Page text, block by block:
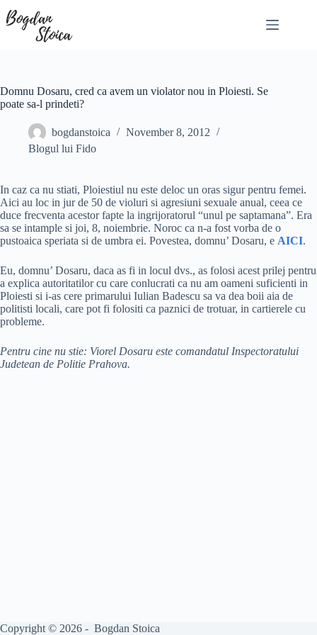
to
content
Domnu Dosaru, cred ca avem un violator nou in Ploiesti. Se
poate sa-l prindeti?
bogdanstoica
November 8, 2012
Blogul lui Fido
In caz ca nu stiati, Ploiestiul nu este deloc un oras sigur pentru femei.
Aici au loc in jur de 50 de violuri si agresiuni sexuale anual, ceea ce
duce frecventa acestor fapte la ingrijoratorul “unul pe saptamana”. Era
sa se intample si joi, 8, noiembrie. Noroc ca n-a fost vorba de o
pustoaica speriata si de umbra ei. Povestea, domnu’ Dosaru, e AICI.
Eu, domnu’ Dosaru, daca as fi in locul dvs., as folosi acest prilej pentru
a explica autoritatilor cu care conlucrati ca nu am oameni suficienti in
Ploiesti si i-as cere primarului Iulian Badescu sa va dea boii aia de
politisti locali, care pot fi folositi ca paznici de trotuar, in cartierele cu
probleme.
Pentru cine nu stie: Viorel Dosaru este comandatul Inspectoratului
Judetean de Politie Prahova.
Copyright © 2026 - Bogdan Stoica